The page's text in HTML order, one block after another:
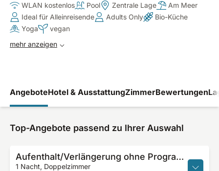
WLAN kostenlos Pool Zentrale Lage
Am Meer
Ideal für Alleinreisende
Adults Only
Bio-Küche
Yoga
vegan
mehr anzeigen
AngeboteHotel & AusstattungZimmerBewertungen
Top-Angebote passend zu Ihrer Auswahl
Aufenthalt/Verlängerung ohne Programm
1 Nacht, Doppelzimmer